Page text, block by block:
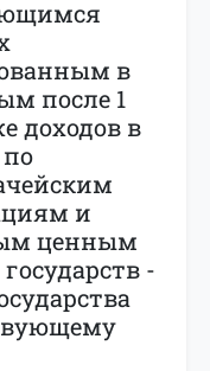
в
после 1
доходов в
и
ценным
-